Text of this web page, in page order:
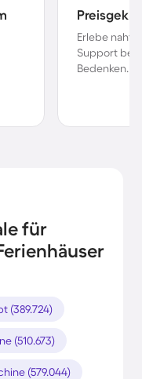
Erlebe
Support bei
Bedenken.
für
(389.724)
(510.673)
(579.044)